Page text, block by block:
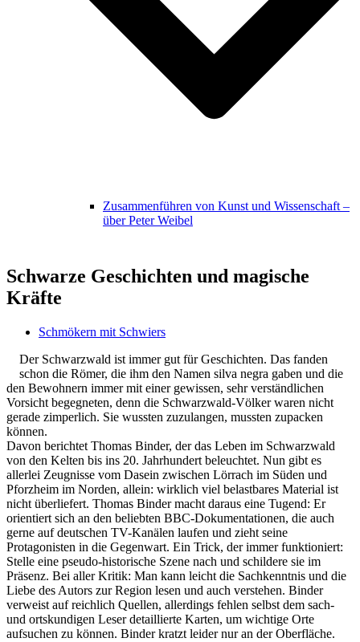
Zusammenführen von Kunst und Wissenschaft –
über Peter Weibel
Uli Rothfuss
Harald Schwiers
Schwarze Geschichten und magische
Kräfte
Schmökern mit Schwiers
Der Schwarzwald ist immer gut für Geschichten. Das fanden
schon die Römer, die ihm den Namen silva negra gaben und die
den Bewohnern immer mit einer gewissen, sehr verständlichen
Vorsicht begegneten, denn die Schwarzwald-Völker waren nicht
gerade zimperlich. Sie wussten zuzulangen, mussten zupacken
können.
Davon berichtet Thomas Binder, der das Leben im Schwarzwald
von den Kelten bis ins 20. Jahrhundert beleuchtet. Nun gibt es
allerlei Zeugnisse vom Dasein zwischen Lörrach im Süden und
Pforzheim im Norden, allein: wirklich viel belastbares Material ist
nicht überliefert. Thomas Binder macht daraus eine Tugend: Er
orientiert sich an den beliebten BBC-Dokumentationen, die auch
gerne auf deutschen TV-Kanälen laufen und zieht seine
Protagonisten in die Gegenwart. Ein Trick, der immer funktioniert:
Stelle eine pseudo-historische Szene nach und schildere sie im
Präsenz. Bei aller Kritik: Man kann leicht die Sachkenntnis und die
Liebe des Autors zur Region lesen und auch verstehen. Binder
verweist auf reichlich Quellen, allerdings fehlen selbst dem sach-
und ortskundigen Leser detaillierte Karten, um wichtige Orte
aufsuchen zu können. Binder kratzt leider nur an der Oberfläche.